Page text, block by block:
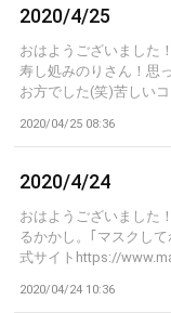
2020/4/25
おはようございました
寿し処みのりさん！思
お方でした(笑)苦しい
2020/04/25 08:36
2020/4/24
おはようございました
るかかし。｢マスクし
式サイトhttps://
2020/04/24 10:36